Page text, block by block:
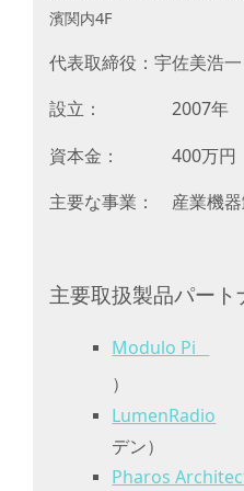
濱関内4F
代表取締役：宇佐美浩一
設立： 2007年
資本金： 400万円
主要な事業： 産業機器
主要取扱製品パート
Modulo Pi
）
LumenRadio
デン）
Pharos